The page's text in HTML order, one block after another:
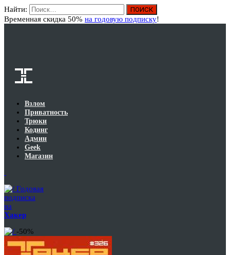
Найти:
Временная скидка 50% на годовую подписку!
Взлом
Приватность
Трюки
Кодинг
Админ
Geek
Магазин
Годовая
подписка
на
Хакер
-50%